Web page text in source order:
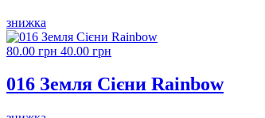
знижка
80.00 грн 40.00 грн
016 Земля Сієни Rainbow